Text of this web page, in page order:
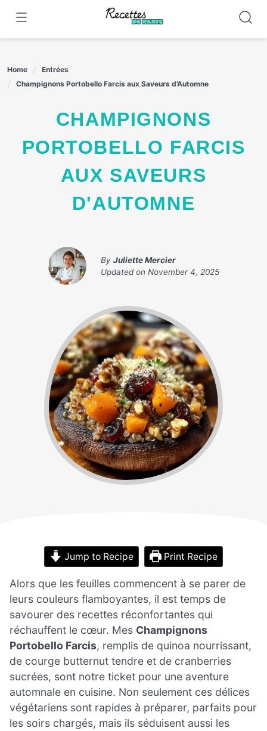
content
Home
Entrées
Champignons Portobello Farcis aux Saveurs d’Automne
CHAMPIGNONS
PORTOBELLO FARCIS
AUX SAVEURS
D'AUTOMNE
By Juliette Mercier
Updated on November 4, 2025
Jump to Recipe Print Recipe
Alors que les feuilles commencent à se parer de
leurs couleurs flamboyantes, il est temps de
savourer des recettes réconfortantes qui
réchauffent le cœur. Mes Champignons
Portobello Farcis, remplis de quinoa nourrissant,
de courge butternut tendre et de cranberries
sucrées, sont notre ticket pour une aventure
automnale en cuisine. Non seulement ces délices
végétariens sont rapides à préparer, parfaits pour
les soirs chargés, mais ils séduisent aussi les